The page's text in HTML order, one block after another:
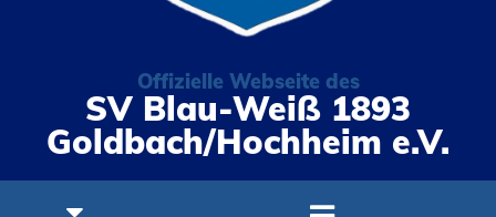
Offizielle Webseite des
SV Blau-Weiß 1893
Goldbach/Hochheim e.V.